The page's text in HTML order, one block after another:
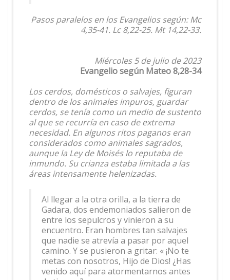
Pasos paralelos en los Evangelios según: Mc
4,35-41. Lc 8,22-25. Mt 14,22-33.
Miércoles 5 de julio de 2023
Evangelio según Mateo 8,28-34
Los cerdos, domésticos o salvajes, figuran
dentro de los animales impuros, guardar
cerdos, se tenía como un medio de sustento
al que se recurría en caso de extrema
necesidad. En algunos ritos paganos eran
considerados como animales sagrados,
aunque la Ley de Moisés lo reputaba de
inmundo. Su crianza estaba limitada a las
áreas intensamente helenizadas.
Al llegar a la otra orilla, a la tierra de
Gadara, dos endemoniados salieron de
entre los sepulcros y vinieron a su
encuentro. Eran hombres tan salvajes
que nadie se atrevía a pasar por aquel
camino. Y se pusieron a gritar: « ¡No te
metas con nosotros, Hijo de Dios! ¿Has
venido aquí para atormentarnos antes